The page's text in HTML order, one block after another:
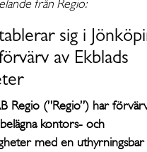
från Regio:
sig i
av Ekblads
Regio (”Regio”) har
kontors- och
med en uthyrningsbar